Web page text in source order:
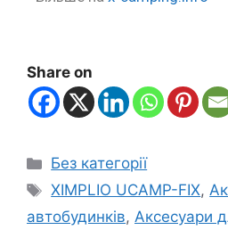
Share on
Без категорії
XIMPLIO UCAMP-FIX,
автобудинків, Аксесуари